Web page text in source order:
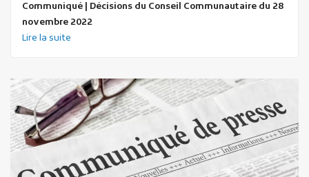
Communiqué | Décisions du Conseil Communautaire du 28
novembre 2022
Lire la suite